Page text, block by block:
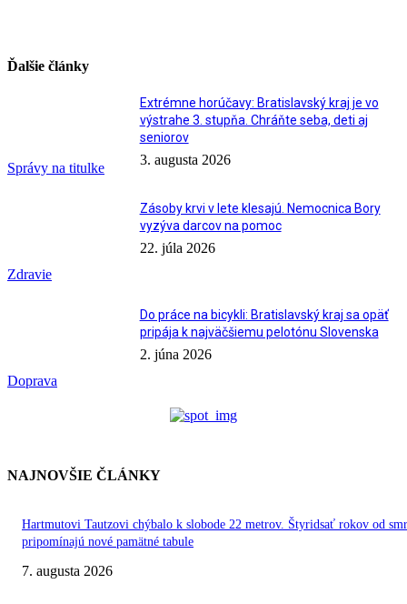
Ďalšie články
Správy na titulke
Extrémne horúčavy: Bratislavský kraj je vo
výstrahe 3. stupňa. Chráňte seba, deti aj
seniorov
3. augusta 2026
Zdravie
Zásoby krvi v lete klesajú. Nemocnica Bory
vyzýva darcov na pomoc
22. júla 2026
Doprava
Do práce na bicykli: Bratislavský kraj sa opäť
pripája k najväčšiemu pelotónu Slovenska
2. júna 2026
NAJNOVŠIE ČLÁNKY
Hartmutovi Tautzovi chýbalo k slobode 22 metrov. Štyridsať rokov od
pripomínajú nové pamätné tabule
7. augusta 2026